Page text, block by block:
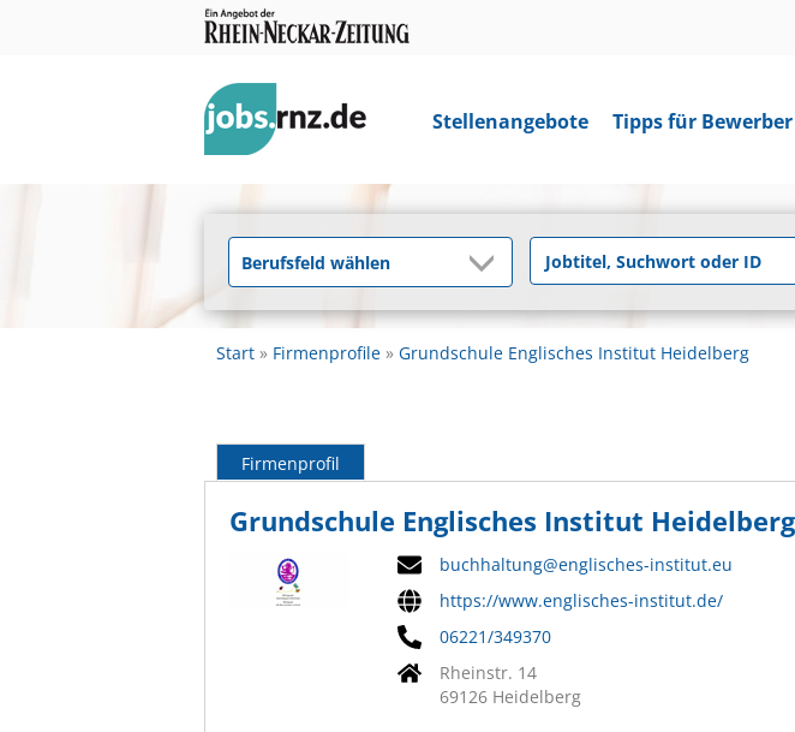
Stellenangebote Tipps für Bewerber
Start Firmenprofile Grundschule Englisches Institut Heidelberg
Firmenprofil
Grundschule Englisches Institut Heidelberg
buchhaltung@englisches-institut.eu
https://www.englisches-institut.de/
06221/349370
Rheinstr. 14
69126 Heidelberg